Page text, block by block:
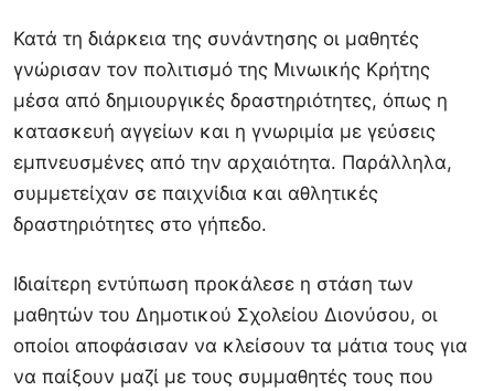
Κατά τη διάρκεια της συνάντησης οι μαθητές
γνώρισαν τον πολιτισμό της Μινωικής Κρήτης
μέσα από δημιουργικές δραστηριότητες, όπως η
κατασκευή αγγείων και η γνωριμία με γεύσεις
εμπνευσμένες από την αρχαιότητα. Παράλληλα,
συμμετείχαν σε παιχνίδια και αθλητικές
δραστηριότητες στο γήπεδο.
Ιδιαίτερη εντύπωση προκάλεσε η στάση των
μαθητών του Δημοτικού Σχολείου Διονύσου, οι
οποίοι αποφάσισαν να κλείσουν τα μάτια τους για
να παίξουν μαζί με τους συμμαθητές τους που